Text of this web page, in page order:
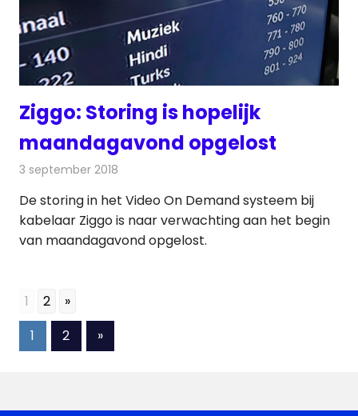
Ziggo: Storing is hopelijk
maandagavond opgelost
3 september 2018
De storing in het Video On Demand systeem bij
kabelaar Ziggo is naar verwachting aan het begin
van maandagavond opgelost.
1 2 »
Berichten
1 2
Volgende
berichten
»